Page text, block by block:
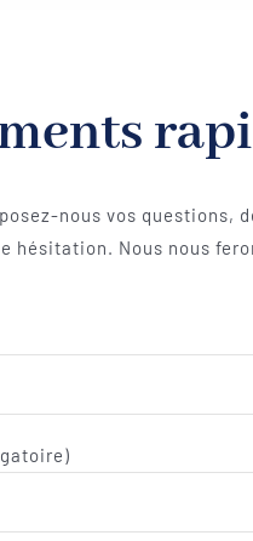
nous vos questions,
hésitation. Nous nous